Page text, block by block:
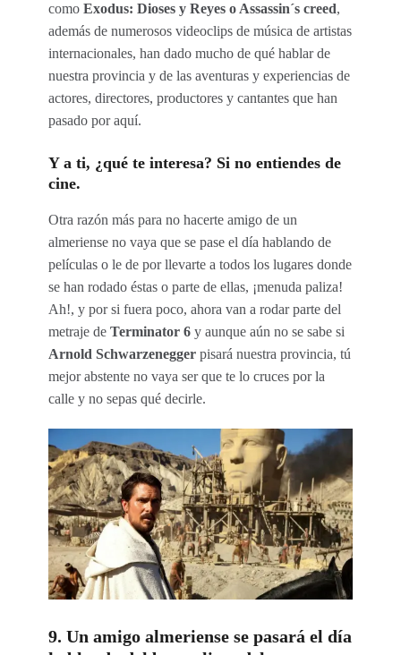
como Exodus: Dioses y Reyes o Assassin´s creed,
además de numerosos videoclips de música de artistas
internacionales, han dado mucho de qué hablar de
nuestra provincia y de las aventuras y experiencias de
actores, directores, productores y cantantes que han
pasado por aquí.
Y a ti, ¿qué te interesa? Si no entiendes de
cine.
Otra razón más para no hacerte amigo de un
almeriense no vaya que se pase el día hablando de
películas o le de por llevarte a todos los lugares donde
se han rodado éstas o parte de ellas, ¡menuda paliza!
Ah!, y por si fuera poco, ahora van a rodar parte del
metraje de Terminator 6 y aunque aún no se sabe si
Arnold Schwarzenegger pisará nuestra provincia, tú
mejor abstente no vaya ser que te lo cruces por la
calle y no sepas qué decirle.
9. Un amigo almeriense se pasará el día